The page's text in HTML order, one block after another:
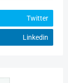
Twitter
Linkedin